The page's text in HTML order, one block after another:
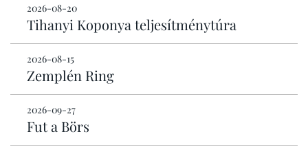
2026-08-20
Tihanyi Koponya teljesítménytúra
2026-08-15
Zemplén Ring
2026-09-27
Fut a Börs